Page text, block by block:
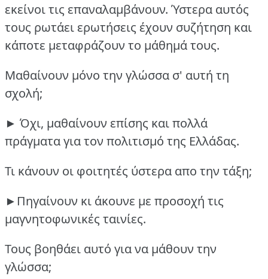
εκείνοι τις επαναλαμβάνουν. Ύστερα αυτός
τους ρωτάει ερωτήσεις έχουν συζήτηση και
κάποτε μεταφράζουν το μάθημά τους.
Μαθαίνουν μόνο την γλώσσα σ' αυτή τη
σχολή;
► Όχι, μαθαίνουν επίσης και πολλά
πράγματα για τον πολιτισμό της Ελλάδας.
Τι κάνουν οι φοιτητές ύστερα απο την τάξη;
►Πηγαίνουν κι άκουνε με προσοχή τις
μαγνητοφωνικές ταινίες.
Τους βοηθάει αυτό για να μάθουν την
γλώσσα;